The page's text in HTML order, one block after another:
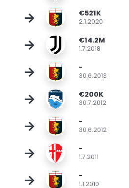
→ €521K
2.1.2020
→ €14.2M
1.7.2018
→ -
30.6.2013
→ €200K
30.7.2012
→ -
30.6.2012
→ -
1.7.2011
→ -
1.1.2010